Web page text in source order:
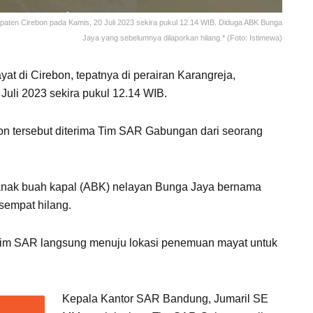
Cirebon pada Kamis, 20 Juli 2023 sekira pukul 12.14 WIB. Diduga ABK Bunga
Jaya yang sebelumnya dilaporkan hilang.* (Foto: Istimewa)
di Cirebon, tepatnya di perairan Karangreja,
2023 sekira pukul 12.14 WIB.
tersebut diterima Tim SAR Gabungan dari seorang
buah kapal (ABK) nelayan Bunga Jaya bernama
hilang.
SAR langsung menuju lokasi penemuan mayat untuk
Kepala Kantor SAR Bandung, Jumaril SE